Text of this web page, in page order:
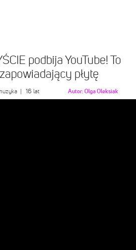
podbija YouTube! To
płytę
| 16 lat Autor:Olga Oleksiak